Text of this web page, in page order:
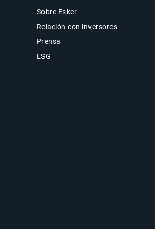
Sobre Esker
Relación con inversores
Prensa
ESG